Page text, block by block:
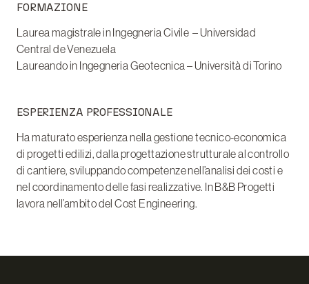
FORMAZIONE
Laurea magistrale in Ingegneria Civile – Universidad
Central de Venezuela
Laureando in Ingegneria Geotecnica – Università di Torino
ESPERIENZA PROFESSIONALE
Ha maturato esperienza nella gestione tecnico-economica
di progetti edilizi, dalla progettazione strutturale al controllo
di cantiere, sviluppando competenze nell’analisi dei costi e
nel coordinamento delle fasi realizzative. In B&B Progetti
lavora nell’ambito del Cost Engineering.